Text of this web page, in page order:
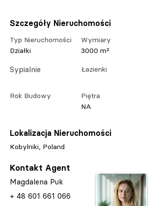
Szczegóły Nieruchomości
Typ Nieruchomości
Działki
Sypialnie
Rok Budowy
Wymiary
3000 m²
Łazienki
Piętra
NA
Lokalizacja Nieruchomości
Kobylniki, Poland
Kontakt Agent
Magdalena Puk
+ 48 601 661 066